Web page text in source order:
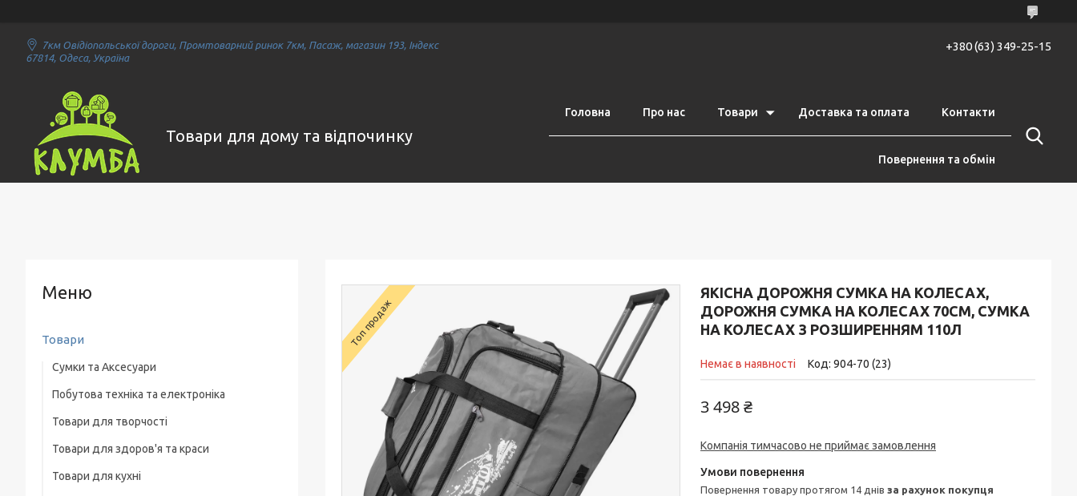
7км Овідіопольської дороги, Промтоварний ринок 7км, Пасаж, магазин 193, Індекс
67814, Одеса, Україна
+380 (63) 349-25-15
Товари для дому та відпочинку
Головна Про нас Товари Доставка та оплата Контакти
Повернення та обмін
ЯКІСНА ДОРОЖНЯ СУМКА НА КОЛЕСАХ,
ДОРОЖНЯ СУМКА НА КОЛЕСАХ 70СМ, СУМКА
НА КОЛЕСАХ З РОЗШИРЕННЯМ 110Л
Немає в наявності Код: 904-70 (23)
3 498 ₴
Компанія тимчасово не приймає замовлення
повернення товару протягом 14 днів за рахунок покупця
Топ продаж
Товари
Сумки та Аксесуари
Сумки на колесах
Рюкзаки
Термосумка
Сумка для ноутбука
Побутова техніка та електроніка
Ваги
Освітлення
Обігрівачі
Товари для творчості
Товари для здоров'я та краси
Тример
Товари для кухні